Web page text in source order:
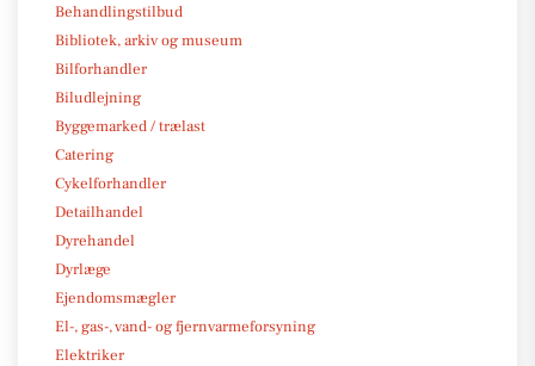
Behandlingstilbud
Bibliotek, arkiv og museum
Bilforhandler
Biludlejning
Byggemarked / trælast
Catering
Cykelforhandler
Detailhandel
Dyrehandel
Dyrlæge
Ejendomsmægler
El-, gas-, vand- og fjernvarmeforsyning
Elektriker